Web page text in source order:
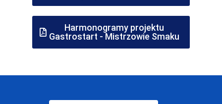
Harmonogramy projektu
Gastrostart - Mistrzowie Smaku